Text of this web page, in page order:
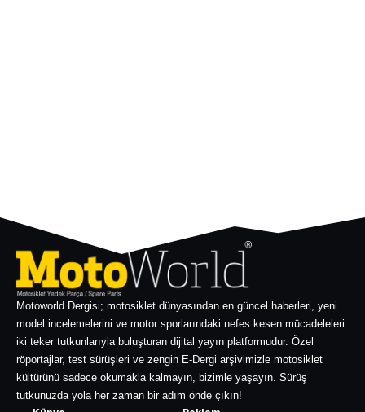
Motoworld Dergisi; motosiklet dünyasından en güncel haberleri, yeni
model incelemelerini ve motor sporlarındaki nefes kesen mücadeleleri
iki teker tutkunlarıyla buluşturan dijital yayın platformudur. Özel
röportajlar, test sürüşleri ve zengin E-Dergi arşivimizle motosiklet
kültürünü sadece okumakla kalmayın, bizimle yaşayın. Sürüş
tutkunuzda yola her zaman bir adım önde çıkın!